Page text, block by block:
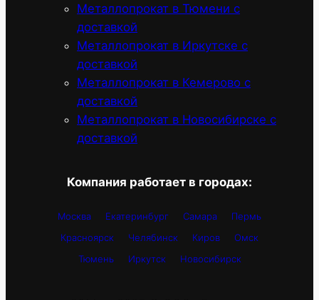
Металлопрокат в Тюмени с
доставкой
Металлопрокат в Иркутске с
доставкой
Металлопрокат в Кемерово с
доставкой
Металлопрокат в Новосибирске с
доставкой
Компания работает в городах:
Москва Екатеринбург Самара
Пермь
Красноярск
Челябинск Киров
Омск
Тюмень
Иркутск Новосибирск